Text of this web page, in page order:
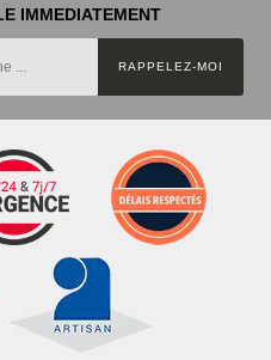
IMMEDIATEMENT